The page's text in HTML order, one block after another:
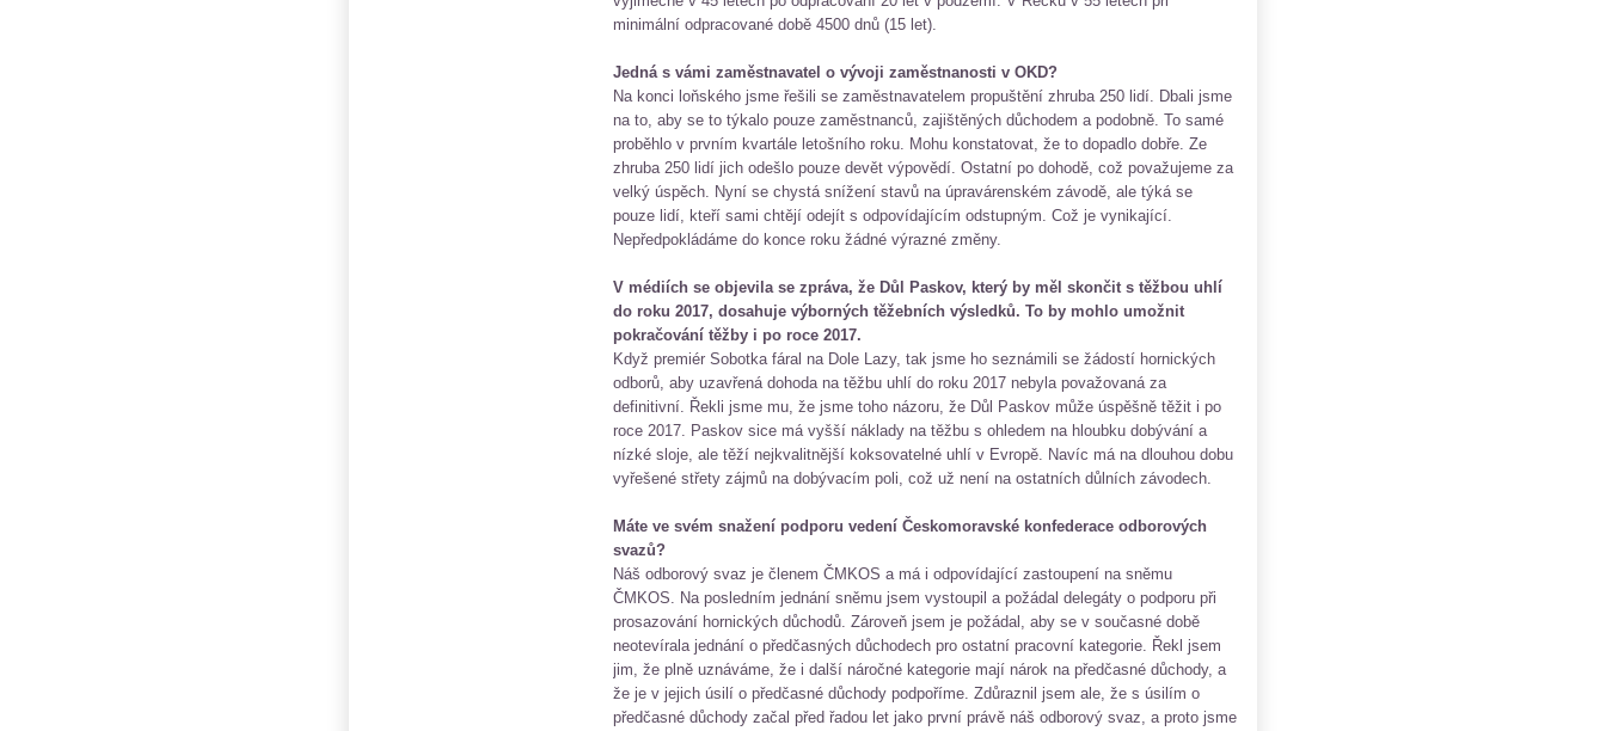
minimální odpracované době 4500 dnů (15 let).
Jedná s vámi zaměstnavatel o vývoji zaměstnanosti v OKD?
Na konci loňského jsme řešili se zaměstnavatelem propuštění zhruba 250 lidí. Dbali jsme
na to, aby se to týkalo pouze zaměstnanců, zajištěných důchodem a podobně. To samé
proběhlo v prvním kvartále letošního roku. Mohu konstatovat, že to dopadlo dobře. Ze
zhruba 250 lidí jich odešlo pouze devět výpovědí. Ostatní po dohodě, což považujeme za
velký úspěch. Nyní se chystá snížení stavů na úpravárenském závodě, ale týká se
pouze lidí, kteří sami chtějí odejít s odpovídajícím odstupným. Což je vynikající.
Nepředpokládáme do konce roku žádné výrazné změny.
V médiích se objevila se zpráva, že Důl Paskov, který by měl skončit s těžbou uhlí
do roku 2017, dosahuje výborných těžebních výsledků. To by mohlo umožnit
pokračování těžby i po roce 2017.
Když premiér Sobotka fáral na Dole Lazy, tak jsme ho seznámili se žádostí hornických
odborů, aby uzavřená dohoda na těžbu uhlí do roku 2017 nebyla považovaná za
definitivní. Řekli jsme mu, že jsme toho názoru, že Důl Paskov může úspěšně těžit i po
roce 2017. Paskov sice má vyšší náklady na těžbu s ohledem na hloubku dobývání a
nízké sloje, ale těží nejkvalitnější koksovatelné uhlí v Evropě. Navíc má na dlouhou dobu
vyřešené střety zájmů na dobývacím poli, což už není na ostatních důlních závodech.
Máte ve svém snažení podporu vedení Českomoravské konfederace odborových
svazů?
Náš odborový svaz je členem ČMKOS a má i odpovídající zastoupení na sněmu
ČMKOS. Na posledním jednání sněmu jsem vystoupil a požádal delegáty o podporu při
prosazování hornických důchodů. Zároveň jsem je požádal, aby se v současné době
neotevírala jednání o předčasných důchodech pro ostatní pracovní kategorie. Řekl jsem
jim, že plně uznáváme, že i další náročné kategorie mají nárok na předčasné důchody, a
že je v jejich úsilí o předčasné důchody podpoříme. Zdůraznil jsem ale, že s úsilím o
předčasné důchody začal před řadou let jako první právě náš odborový svaz, a proto jsme